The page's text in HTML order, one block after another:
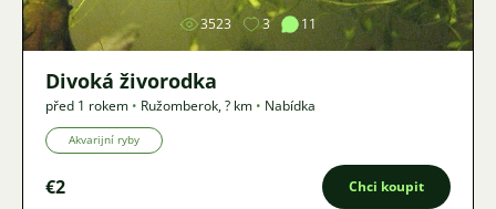
3523 3 11
Divoká živorodka
před 1 rokem • Ružomberok,? km • Nabídka
Akvarijní ryby
€2 Chci koupit